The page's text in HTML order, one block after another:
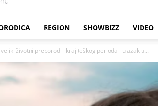
REGION SHOWBIZZ VIDEO
veliki životni preporod – kraj teškog perioda i ulazak u...